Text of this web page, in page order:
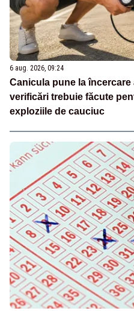
6 aug. 2026, 09:24
Canicula pune la
verificări trebuie făcute
exploziile de cauciuc